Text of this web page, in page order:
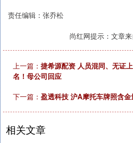
责任编辑：张乔松
尚红网提示：文章
上一篇： 捷希源配资 人员混同、无证
名！母公司回应
下一篇： 盈透科技 沪A摩托车牌照含
相关文章